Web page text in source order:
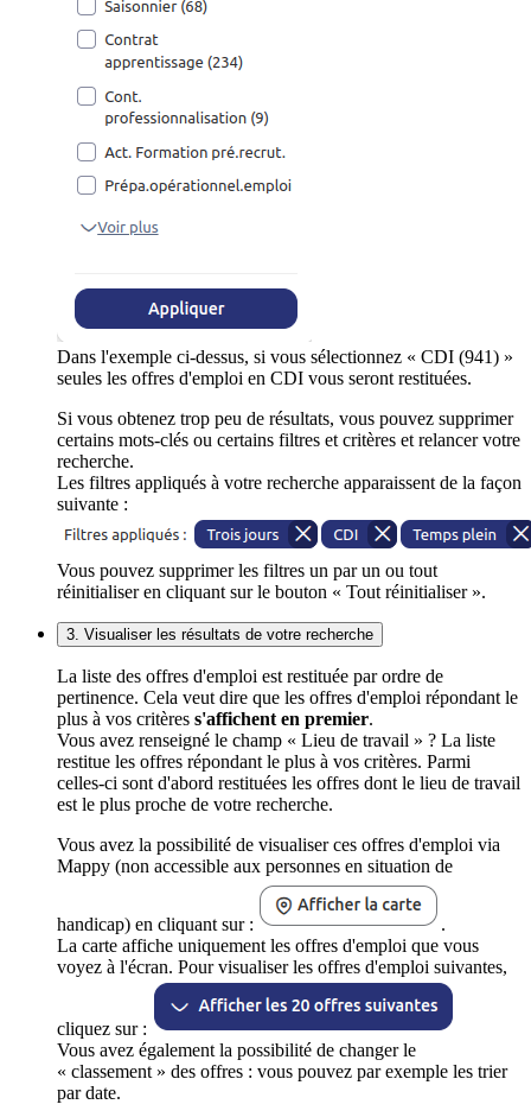
Dans l'exemple ci-dessus, si vous sélectionnez « CDI (941) »
seules les offres d'emploi en CDI vous seront restituées.
Si vous obtenez trop peu de résultats, vous pouvez supprimer
certains mots-clés ou certains filtres et critères et relancer votre
recherche.
Les filtres appliqués à votre recherche apparaissent de la façon
suivante :
Vous pouvez supprimer les filtres un par un ou tout
réinitialiser en cliquant sur le bouton « Tout réinitialiser ».
3. Visualiser les résultats de votre recherche
La liste des offres d'emploi est restituée par ordre de
pertinence. Cela veut dire que les offres d'emploi répondant le
plus à vos critères s'affichent en premier.
Vous avez renseigné le champ « Lieu de travail » ? La liste
restitue les offres répondant le plus à vos critères. Parmi
celles-ci sont d'abord restituées les offres dont le lieu de travail
est le plus proche de votre recherche.
Vous avez la possibilité de visualiser ces offres d'emploi via
Mappy (non accessible aux personnes en situation de
handicap) en cliquant sur :
.
La carte affiche uniquement les offres d'emploi que vous
voyez à l'écran. Pour visualiser les offres d'emploi suivantes,
cliquez sur :
Vous avez également la possibilité de changer le
« classement » des offres : vous pouvez par exemple les trier
par date.